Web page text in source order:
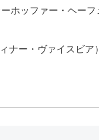
ホッファー・ヘーフ
ー・ヴァイスビア）